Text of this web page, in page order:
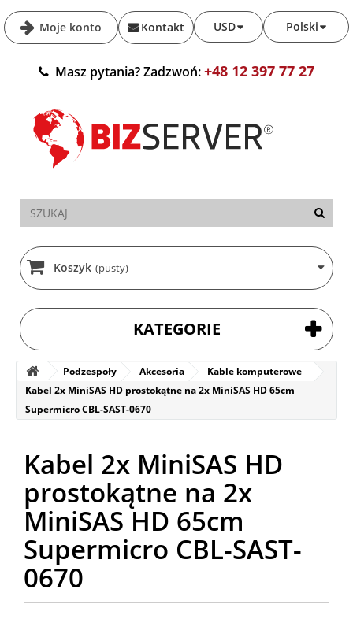
Moje konto Polski
USD
Kontakt
Masz pytania? Zadzwoń:+48 12 397 77 27
Koszyk (pusty)
KATEGORIE
Podzespoły Akcesoria
Kable komputerowe
Kabel 2x MiniSAS HD prostokątne na 2x MiniSAS HD 65cm
Supermicro CBL-SAST-0670
Kabel 2x MiniSAS HD
prostokątne na 2x
MiniSAS HD 65cm
Supermicro CBL-SAST-
0670